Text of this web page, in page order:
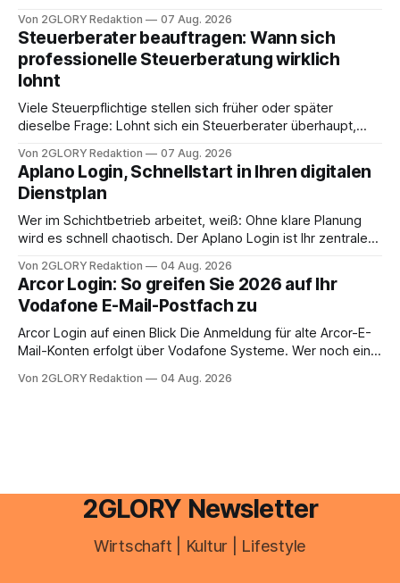
angewiesen ist, stellt sich für Familien eine schwierige
Frage: Muss die Versorgung dauerhaft in der Klinik bleiben –
oder ist ein Leben zu Hause möglich? Die außerklinische
Intensivpflege bietet genau diese Alternative: Sie
Von 2GLORY Redaktion 07 Aug. 2026
Steuerberater beauftragen: Wann sich
professionelle Steuerberatung wirklich
lohnt
Viele Steuerpflichtige stellen sich früher oder später
dieselbe Frage: Lohnt sich ein Steuerberater überhaupt,
erledigen? Die kurze Antwort: Bei einfachen
Einkommensverhältnissen reicht häufig eine Steuersoftware
aus – sobald jedoch mehrere Einkunftsarten
zusammentreffen oder größere finanzielle Veränderungen
anstehen, zahlt sich professionelle Unterstützung meist
Von 2GLORY Redaktion 07 Aug. 2026
Aplano Login, Schnellstart in Ihren digitalen
Dienstplan
Wer im Schichtbetrieb arbeitet, weiß: Ohne klare Planung
wird es schnell chaotisch. Der Aplano Login ist Ihr zentraler
abwesenheiten und die gesamte kommunikation rund um
Ihr personal digital zu organisieren. In diesem Leitfaden
erfahren Sie alles, was Sie für einen reibungslosen Einstieg
brauchen, von der Registrierung
Von 2GLORY Redaktion 04 Aug. 2026
Arcor Login: So greifen Sie 2026 auf Ihr
Vodafone E-Mail-Postfach zu
Arcor Login auf einen Blick Die Anmeldung für alte Arcor-E-
Mail-Konten erfolgt über Vodafone Systeme. Wer noch eine
besitzt, loggt sich heute über das Vodafone E-Mail & Cloud
Von 2GLORY Redaktion 04 Aug. 2026
2GLORY Newsletter
Wirtschaft | Kultur | Lifestyle